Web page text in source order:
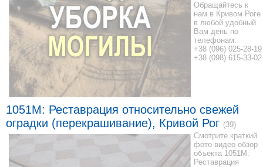
Обращайтесь к
нам в Кривом Роге
в любой удобный
Вам день по
телефонам:
+38 (096) 025-28-19
+38 (098) 615-33-02
1051M: Реставрация относительно свежей
оградки (перекрашивание), Кривой Рог (39)
Смотрите краткий
фото-видео обзор
объекта 1051M:
Реставрация